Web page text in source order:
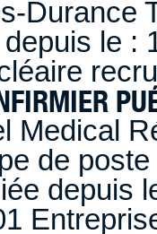
Durance
le :
Medical
de
depuis